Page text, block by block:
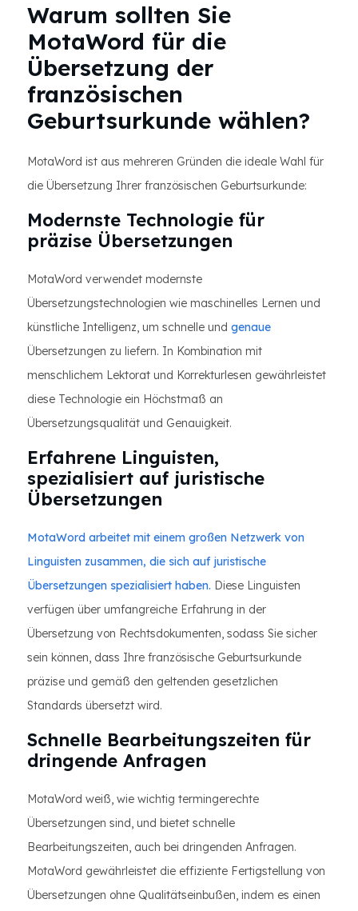
Warum sollten Sie
MotaWord für die
Übersetzung der
französischen
Geburtsurkunde wählen?
MotaWord ist aus mehreren Gründen die ideale Wahl für
die Übersetzung Ihrer französischen Geburtsurkunde:
Modernste Technologie für
präzise Übersetzungen
MotaWord verwendet modernste
Übersetzungstechnologien wie maschinelles Lernen und
künstliche Intelligenz, um schnelle und genaue
Übersetzungen zu liefern. In Kombination mit
menschlichem Lektorat und Korrekturlesen gewährleistet
diese Technologie ein Höchstmaß an
Übersetzungsqualität und Genauigkeit.
Erfahrene Linguisten,
spezialisiert auf juristische
Übersetzungen
MotaWord arbeitet mit einem großen Netzwerk von
Linguisten zusammen, die sich auf juristische
Übersetzungen spezialisiert haben. Diese Linguisten
verfügen über umfangreiche Erfahrung in der
Übersetzung von Rechtsdokumenten, sodass Sie sicher
sein können, dass Ihre französische Geburtsurkunde
präzise und gemäß den geltenden gesetzlichen
Standards übersetzt wird.
Schnelle Bearbeitungszeiten für
dringende Anfragen
MotaWord weiß, wie wichtig termingerechte
Übersetzungen sind, und bietet schnelle
Bearbeitungszeiten, auch bei dringenden Anfragen.
MotaWord gewährleistet die effiziente Fertigstellung von
Übersetzungen ohne Qualitätseinbußen, indem es einen